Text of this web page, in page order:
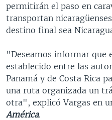
EL MUNDO AL DÍA [RADIO]
FORO [RADIO]
NOTA ECONÓMICA
ENTRETENIMIENTO
SÍGANOS
Idiomas
permitirán el paso en
transportan
destino final sea
"Deseamos informar que
establecido entre las
Panamá y de Costa Rica
una ruta organizada un
otra", explicó Vargas en
América.